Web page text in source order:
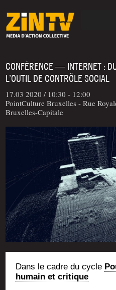
CONFÉRENCE — INTERNET :
L’OUTIL DE CONTRÔLE SOCIAL
17.03 2020 / 10:30 - 12:00
PointCulture Bruxelles - Rue
Bruxelles-Capitale
Dans le cadre du cycle
humain et critique